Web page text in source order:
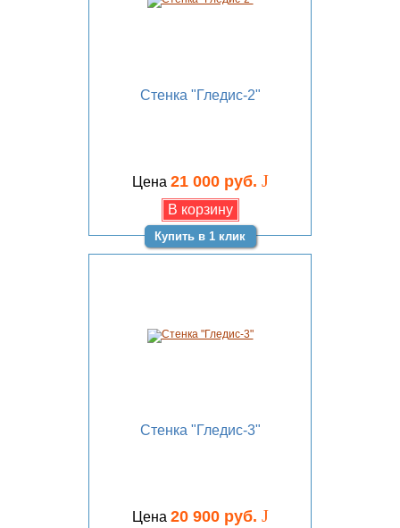
Стенка "Гледис-2"
Цена 21 000 руб. J
Купить в 1 клик
Стенка "Гледис-3"
Цена 20 900 руб. J